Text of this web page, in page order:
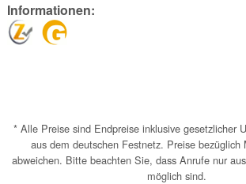
Informationen:
* Alle Preise sind Endpreise inklusive gesetzlicher
aus dem deutschen Festnetz. Preise bezüglich
abweichen. Bitte beachten Sie, dass Anrufe nur
möglich sind.